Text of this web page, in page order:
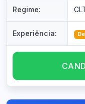
Regime:
Experiência: